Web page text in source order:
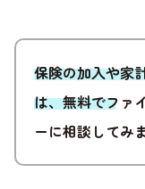
保険の加入や家
は、無料でファ
ーに相談してみ